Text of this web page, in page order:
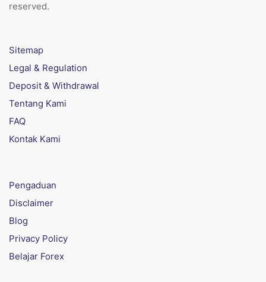
reserved.
Sitemap
Legal & Regulation
Deposit & Withdrawal
Tentang Kami
FAQ
Kontak Kami
Pengaduan
Disclaimer
Blog
Privacy Policy
Belajar Forex